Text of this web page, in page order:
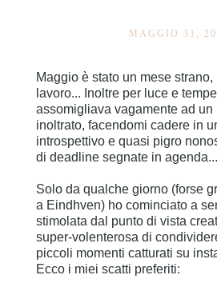
MAGGIO 31,
Maggio è stato un mese
lavoro... Inoltre per luce e
assomigliava vagamente ad un
inoltrato, facendomi cadere in
introspettivo e quasi pigro
di deadline segnate in agenda...
Solo da qualche giorno (forse
a Eindhven) ho cominciato a
stimolata dal punto di vista
super-volenterosa di
piccoli momenti catturati su
Ecco i miei scatti preferiti: